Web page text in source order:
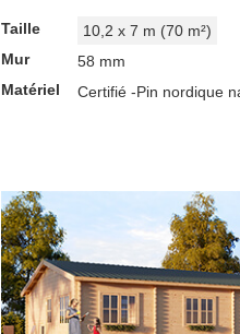
Taille
10,2 x 7 m (70 m²)
Mur
58 mm
Matériel
Certifié -Pin nordique